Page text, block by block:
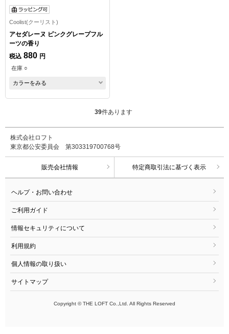
Coolist(クーリスト)
アセダレーヌ ピンクグレープフル
ーツの香り
税込 880 円
在庫 ○
カラーをみる
39件あります
株式会社ロフト
東京都公安委員会 第303319700768号
販売会社情報 特定商取引法に基づく表示
ヘルプ・お問い合わせ
ご利用ガイド
情報セキュリティについて
利用規約
個人情報の取り扱い
サイトマップ
Copyright © THE LOFT Co.,Ltd. All Rights Reserved